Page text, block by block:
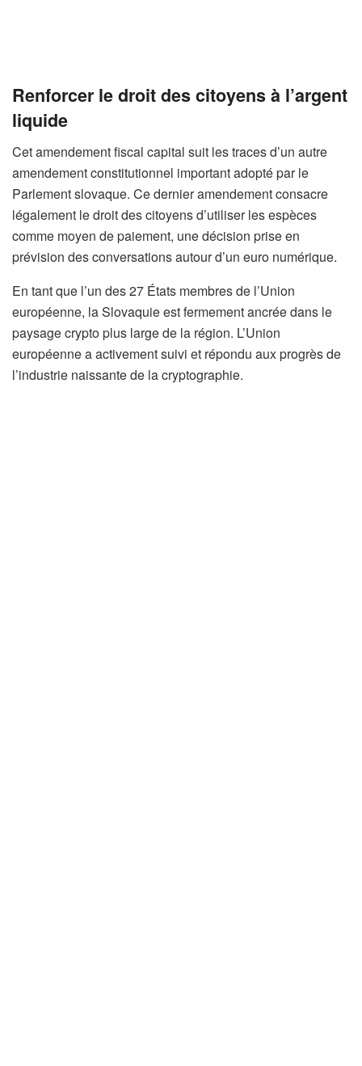
Renforcer le droit des citoyens à l’argent
liquide
Cet amendement fiscal capital suit les traces d’un autre
amendement constitutionnel important adopté par le
Parlement slovaque. Ce dernier amendement consacre
légalement le droit des citoyens d’utiliser les espèces
comme moyen de paiement, une décision prise en
prévision des conversations autour d’un euro numérique.
En tant que l’un des 27 États membres de l’Union
européenne, la Slovaquie est fermement ancrée dans le
paysage crypto plus large de la région. L’Union
européenne a activement suivi et répondu aux progrès de
l’industrie naissante de la cryptographie.